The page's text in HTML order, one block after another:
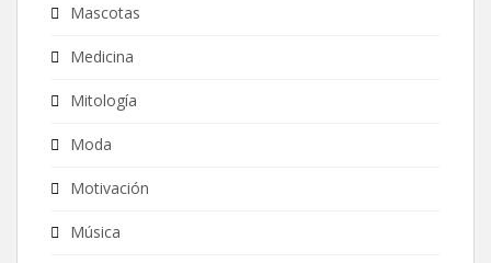
Mascotas
Medicina
Mitología
Moda
Motivación
Música